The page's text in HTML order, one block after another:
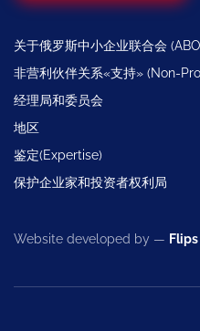
关于俄罗斯中小企业联合会
非营利伙伴关系«支持» (Non-
经理局和委员会
地区
鉴定(Expertise)
保护企业家和投资者权利局
Website developed by — Flips